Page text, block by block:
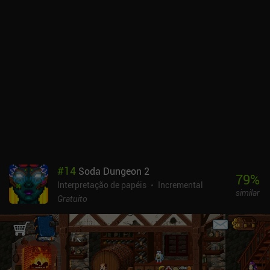
#14 Soda Dungeon 2
Interpretação de papéis
Incremental
Gratuito
79%
similar